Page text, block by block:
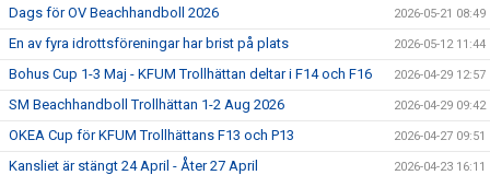
Dags för OV Beachhandboll 2026 2026-05-21 08:49
En av fyra idrottsföreningar har brist på plats 2026-05-12 11:44
Bohus Cup 1-3 Maj - KFUM Trollhättan deltar i F14 och F16 2026-04-29 12:57
SM Beachhandboll Trollhättan 1-2 Aug 2026 2026-04-29 09:42
OKEA Cup för KFUM Trollhättans F13 och P13 2026-04-27 09:51
Kansliet är stängt 24 April - Åter 27 April 2026-04-23 16:11